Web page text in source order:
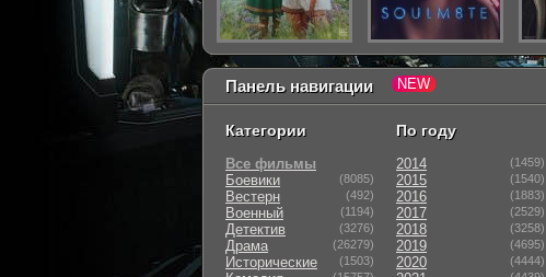
Панель навигации
Категории
Все фильмы
Боевики
(8085)
Вестерн (492)
Военный (1194)
Детектив (3276)
Драма (26279)
Исторические (1503)
По году
2014 (1459)
2015 (1540)
2016 (1883)
2017 (2529)
2018 (3258)
2019 (4695)
2020 (4444)